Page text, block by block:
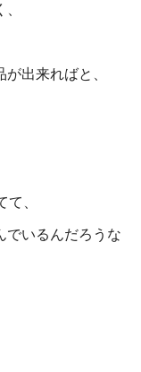
出来ればと、
、
でいるんだろうな